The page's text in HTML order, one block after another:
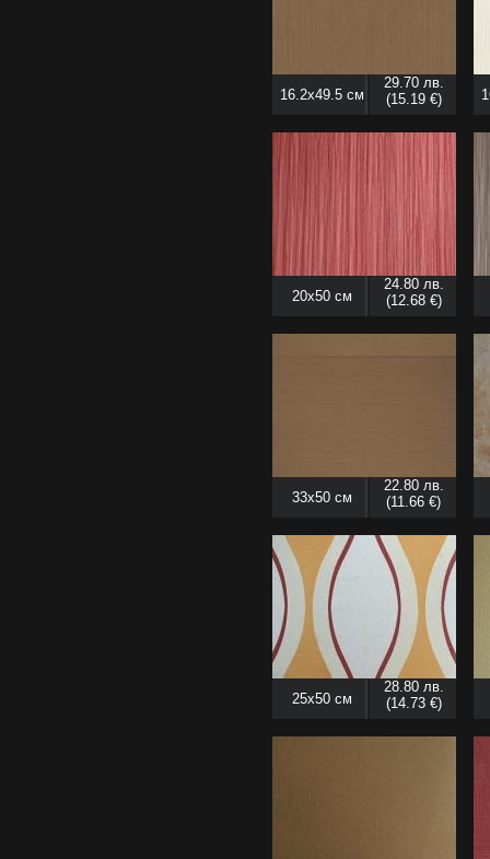
16.2x49.5 см
29.70 лв.
(15.19 €)
20x50 см
24.80 лв.
(12.68 €)
33x50 см
22.80 лв.
(11.66 €)
25x50 см
28.80 лв.
(14.73 €)